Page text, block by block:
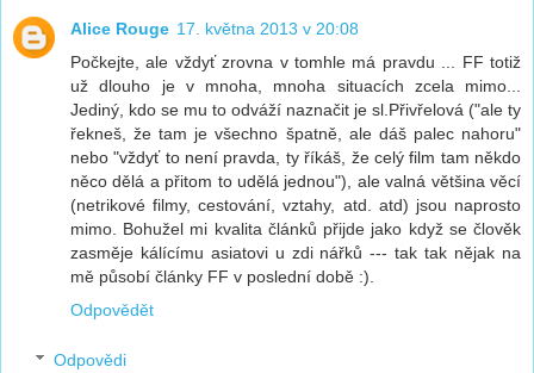
Alice Rouge 17. května 2013 v 20:08
Počkejte, ale vždyť zrovna v tomhle má pravdu ... FF totiž
už dlouho je v mnoha, mnoha situacích zcela mimo...
Jediný, kdo se mu to odváží naznačit je sl.Přivřelová ("ale ty
řekneš, že tam je všechno špatně, ale dáš palec nahoru"
nebo "vždyť to není pravda, ty říkáš, že celý film tam někdo
něco dělá a přitom to udělá jednou"), ale valná většina věcí
(netrikové filmy, cestování, vztahy, atd. atd) jsou naprosto
mimo. Bohužel mi kvalita článků přijde jako když se člověk
zasměje kálícímu asiatovi u zdi nářků --- tak tak nějak na
mě působí články FF v poslední době :).
Odpovědět
Odpovědi